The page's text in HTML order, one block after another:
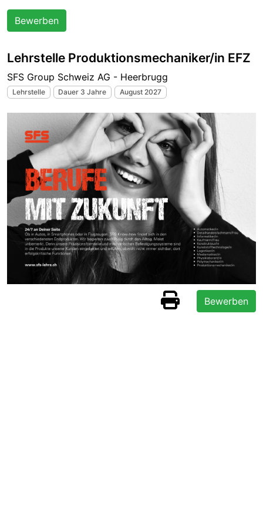
Bewerben
Lehrstelle Produktionsmechaniker/in EFZ
SFS Group Schweiz AG - Heerbrugg
Lehrstelle Dauer 3 Jahre August 2027
Bewerben